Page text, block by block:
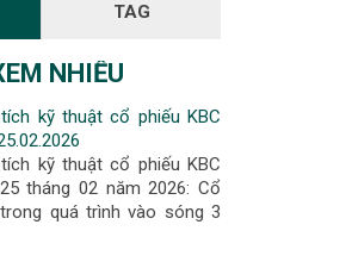
TAG
NHIỀU
kỹ thuật cổ phiếu KBC
kỹ thuật cổ phiếu KBC
tháng 02 năm 2026: Cổ
quá trình vào sóng 3